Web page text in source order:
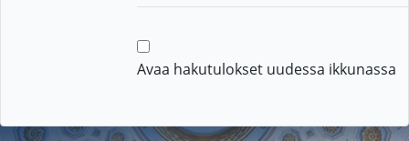
Avaa hakutulokset uudessa ikkunassa